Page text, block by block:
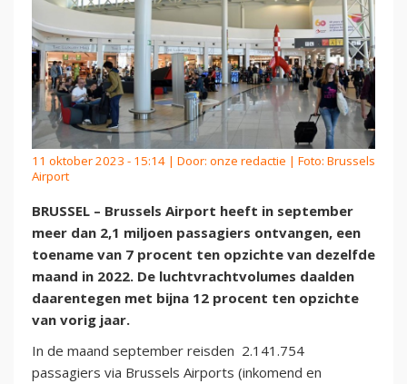
11 oktober 2023 - 15:14 | Door: onze redactie | Foto: Brussels
Airport
BRUSSEL – Brussels Airport heeft in september
meer dan 2,1 miljoen passagiers ontvangen, een
toename van 7 procent ten opzichte van dezelfde
maand in 2022. De luchtvrachtvolumes daalden
daarentegen met bijna 12 procent ten opzichte
van vorig jaar.
In de maand september reisden 2.141.754
passagiers via Brussels Airports (inkomend en